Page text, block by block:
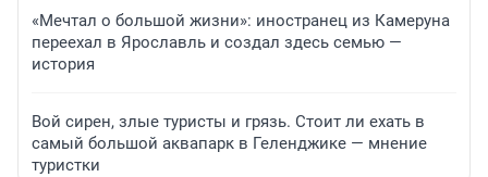
«Мечтал о большой жизни»: иностранец из Камеруна
переехал в Ярославль и создал здесь семью —
история
Вой сирен, злые туристы и грязь. Стоит ли ехать в
самый большой аквапарк в Геленджике — мнение
туристки